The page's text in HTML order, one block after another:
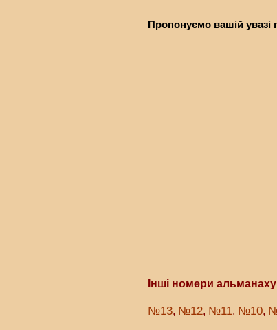
Пропонуємо вашій увазі
Інші номери
№13, №12, №11, №10,